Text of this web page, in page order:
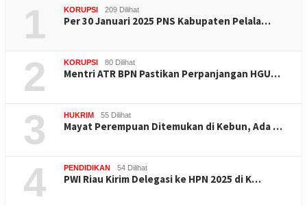
1 KORUPSI 209 Dilihat
Per 30 Januari 2025 PNS Kabupaten Pelala…
2 KORUPSI 80 Dilihat
Mentri ATR BPN Pastikan Perpanjangan HGU…
3 HUKRIM 55 Dilihat
Mayat Perempuan Ditemukan di Kebun, Ada …
4 PENDIDIKAN 54 Dilihat
PWI Riau Kirim Delegasi ke HPN 2025 di K…